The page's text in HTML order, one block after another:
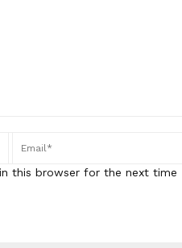
this browser for the next time